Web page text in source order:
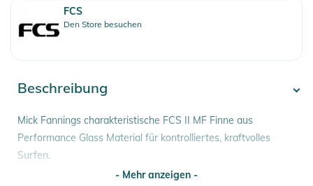
FCS
Den Store besuchen
Beschreibung
Mick Fannings charakteristische FCS II MF Finne aus
Performance Glass Material für kontrolliertes, kraftvolles
Surfen.
- Mehr anzeigen -